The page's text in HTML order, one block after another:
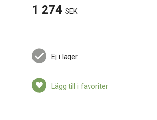
1 274 SEK
Ej i lager
Lägg till i favoriter